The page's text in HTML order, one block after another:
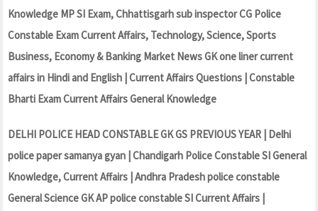
Knowledge MP SI Exam, Chhattisgarh sub inspector CG Police
Constable Exam Current Affairs, Technology, Science, Sports
Business, Economy & Banking Market News GK one liner current
affairs in Hindi and English | Current Affairs Questions | Constable
Bharti Exam Current Affairs General Knowledge
DELHI POLICE HEAD CONSTABLE GK GS PREVIOUS YEAR | Delhi
police paper samanya gyan | Chandigarh Police Constable SI General
Knowledge, Current Affairs | Andhra Pradesh police constable
General Science GK AP police constable SI Current Affairs |